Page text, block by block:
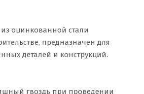
оцинкованной стали
предназначен для
деталей и конструкций.
гвоздь при проведении